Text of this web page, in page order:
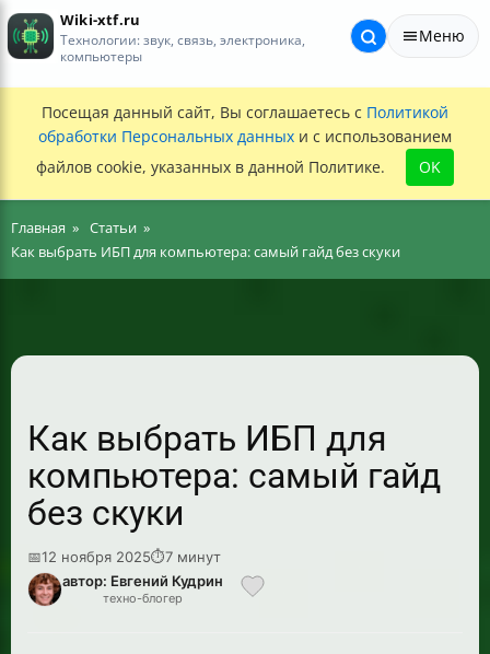
Wiki-xtf.ru
Технологии: звук, связь, электроника,
компьютеры
Меню
Посещая данный сайт, Вы соглашаетесь с Политикой
обработки Персональных данных и с использованием
файлов cookie, указанных в данной Политике.
OK
Главная
Статьи
Как выбрать ИБП для компьютера: самый гайд без скуки
Как выбрать ИБП для
компьютера: самый гайд
без скуки
📅12 ноября 2025⏱7 минут
автор: Евгений Кудрин
техно-блогер